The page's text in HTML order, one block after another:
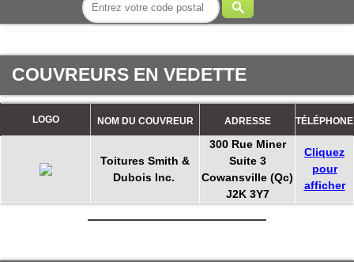
COUVREURS EN VEDETTE
LOGO NOM DU COUVREUR ADRESSE TÉLÉPHONE
Toitures Smith &
Dubois Inc.
300 Rue Miner
Suite 3
Cowansville (Qc)
J2K 3Y7
Cliquez
pour
afficher